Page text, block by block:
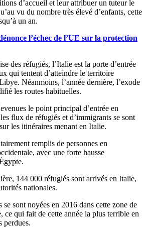
d’accueil et leur attribuer un tuteur le
vu du nombre très élevé d’enfants, cette
un an.
l’échec de l’UE sur la protection
des réfugiés, l’Italie est la porte d’entrée
qui tentent d’atteindre le territoire
Néanmoins, l’année dernière, l’exode
les routes habituelles.
le point principal d’entrée en
flux de réfugiés et d’immigrants se sont
les itinéraires menant en Italie.
remplis de personnes en
avec une forte hausse
144 000 réfugiés sont arrivés en Italie,
nationales.
se sont noyées en 2016 dans cette zone de
ce qui fait de cette année la plus terrible en
perdues.